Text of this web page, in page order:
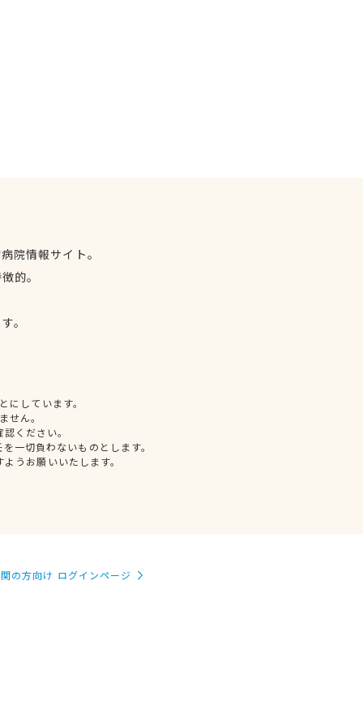
院情報サイト。
的。
。
しています。
せん。
ください。
一切負わないものとします。
うお願いいたします。
の方向け ログインページ